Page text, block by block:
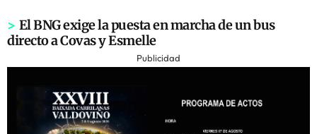
> El BNG exige la puesta en marcha de un bus
directo a Covas y Esmelle
Publicidad